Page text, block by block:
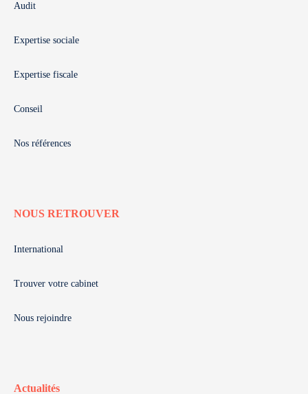
Audit
Expertise sociale
Expertise fiscale
Conseil
Nos références
NOUS RETROUVER
International
Trouver votre cabinet
Nous rejoindre
Actualités